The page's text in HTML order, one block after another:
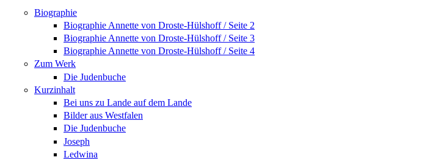
Biographie
Biographie Annette von Droste-Hülshoff / Seite 2
Biographie Annette von Droste-Hülshoff / Seite 3
Biographie Annette von Droste-Hülshoff / Seite 4
Zum Werk
Die Judenbuche
Kurzinhalt
Bei uns zu Lande auf dem Lande
Bilder aus Westfalen
Die Judenbuche
Joseph
Ledwina